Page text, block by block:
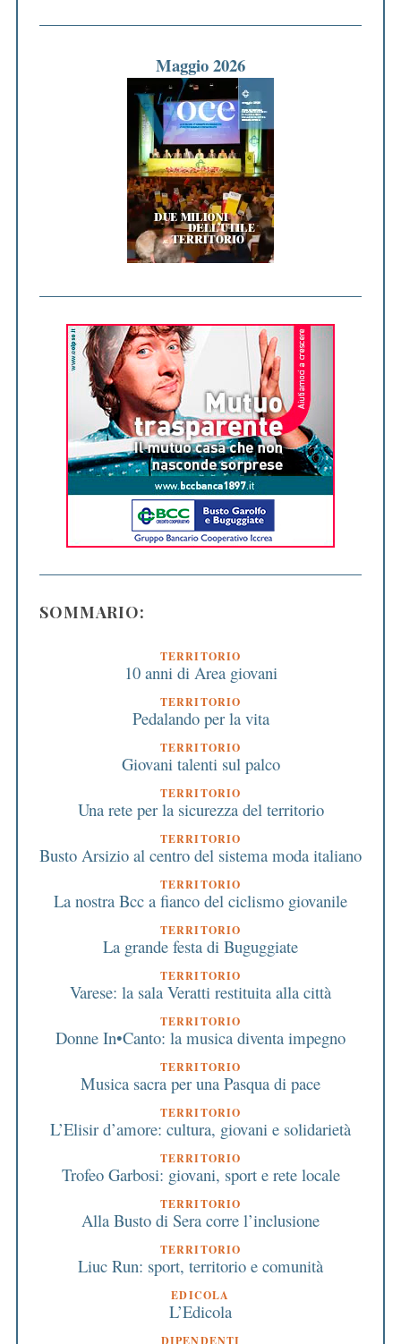
Maggio 2026
SOMMARIO:
TERRITORIO
10 anni di Area giovani
TERRITORIO
Pedalando per la vita
TERRITORIO
Giovani talenti sul palco
TERRITORIO
Una rete per la sicurezza del territorio
TERRITORIO
Busto Arsizio al centro del sistema moda italiano
TERRITORIO
La nostra Bcc a fianco del ciclismo giovanile
TERRITORIO
La grande festa di Buguggiate
TERRITORIO
Varese: la sala Veratti restituita alla città
TERRITORIO
Donne In•Canto: la musica diventa impegno
TERRITORIO
Musica sacra per una Pasqua di pace
TERRITORIO
L’Elisir d’amore: cultura, giovani e solidarietà
TERRITORIO
Trofeo Garbosi: giovani, sport e rete locale
TERRITORIO
Alla Busto di Sera corre l’inclusione
TERRITORIO
Liuc Run: sport, territorio e comunità
EDICOLA
L’Edicola